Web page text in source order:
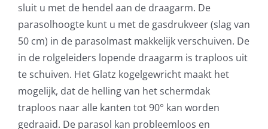
sluit u met de hendel aan de draagarm. De
parasolhoogte kunt u met de gasdrukveer (slag van
50 cm) in de parasolmast makkelijk verschuiven. De
in de rolgeleiders lopende draagarm is traploos uit
te schuiven. Het Glatz kogelgewricht maakt het
mogelijk, dat de helling van het schermdak
traploos naar alle kanten tot 90° kan worden
gedraaid. De parasol kan probleemloos en